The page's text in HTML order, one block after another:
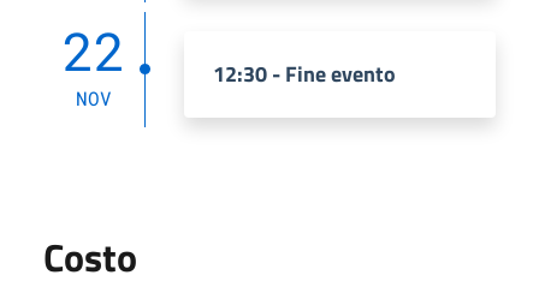
22
NOV
12:30 - Fine evento
Costo